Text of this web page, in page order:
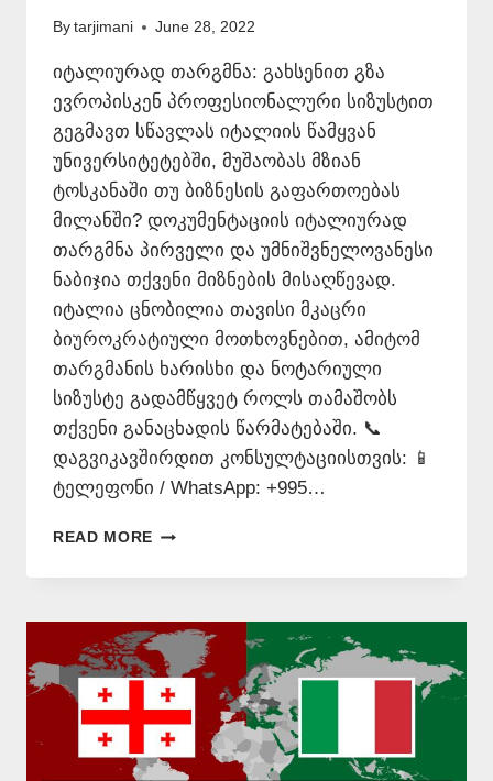
By tarjimani June 28, 2022
იტალიურად თარგმნა: გახსენით გზა
ევროპისკენ პროფესიონალური სიზუსტით
გეგმავთ სწავლას იტალიის წამყვან
უნივერსიტეტებში, მუშაობას მზიან
ტოსკანაში თუ ბიზნესის გაფართოებას
მილანში? დოკუმენტაციის იტალიურად
თარგმნა პირველი და უმნიშვნელოვანესი
ნაბიჯია თქვენი მიზნების მისაღწევად.
იტალია ცნობილია თავისი მკაცრი
ბიუროკრატიული მოთხოვნებით, ამიტომ
თარგმანის ხარისხი და ნოტარიული
სიზუსტე გადამწყვეტ როლს თამაშობს
თქვენი განაცხადის წარმატებაში. 📞
დაგვიკავშირდით კონსულტაციისთვის: 📱
ტელეფონი / WhatsApp: +995…
READ MORE ᲘᲢᲐᲚᲘᲣᲠᲐᲓ
+995
546
577